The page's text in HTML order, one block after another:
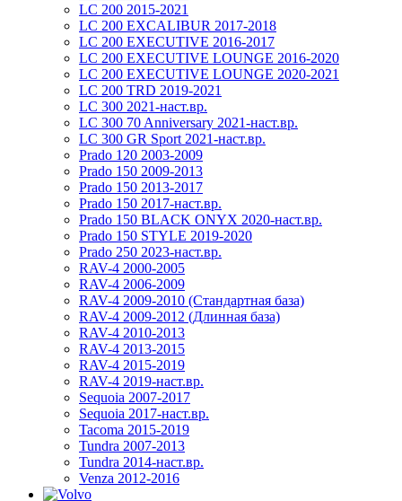
LC 200 2015-2021
LC 200 EXCALIBUR 2017-2018
LC 200 EXECUTIVE 2016-2017
LC 200 EXECUTIVE LOUNGE 2016-2020
LC 200 EXECUTIVE LOUNGE 2020-2021
LC 200 TRD 2019-2021
LC 300 2021-наст.вр.
LC 300 70 Anniversary 2021-наст.вр.
LC 300 GR Sport 2021-наст.вр.
Prado 120 2003-2009
Prado 150 2009-2013
Prado 150 2013-2017
Prado 150 2017-наст.вр.
Prado 150 BLACK ONYX 2020-наст.вр.
Prado 150 STYLE 2019-2020
Prado 250 2023-наст.вр.
RAV-4 2000-2005
RAV-4 2006-2009
RAV-4 2009-2010 (Стандартная база)
RAV-4 2009-2012 (Длинная база)
RAV-4 2010-2013
RAV-4 2013-2015
RAV-4 2015-2019
RAV-4 2019-наст.вр.
Sequoia 2007-2017
Sequoia 2017-наст.вр.
Tacoma 2015-2019
Tundra 2007-2013
Tundra 2014-наст.вр.
Venza 2012-2016